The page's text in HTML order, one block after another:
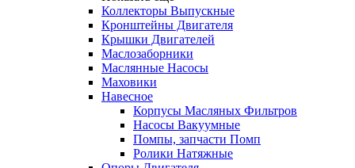
Коллекторы Выпускные
Кронштейны Двигателя
Крышки Двигателей
Маслозаборники
Маслянные Насосы
Маховики
Навесное
Корпусы Масляных Фильтров
Насосы Вакуумные
Помпы, запчасти Помп
Ролики Натяжные